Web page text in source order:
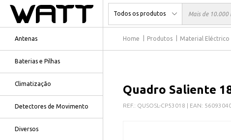
Antenas
Baterias e Pilhas
Climatização
Detectores de Movimento
Diversos
Home Produtos Material Eléctrico
Quadro Saliente
REF.: QUSOSL-CP53018 | EAN: